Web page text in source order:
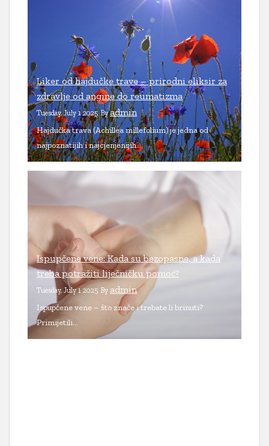
Liker od hajdučke trave – prirodni eliksir za
zdravlje od angine do reumatizma
Tuesday, July 1 2025 Byadmin
Hajdučka trava (Achillea millefolium) je jedna od
najpoznatijih i najcjenjenijih...
Ispupčene vene: Kada su bezopasne, a kada
treba potražiti liječničku pomoć?
Tuesday, July 1 2025 By admin
Ispupčene vene – što znače i trebate li brinuti?
Primijetili...